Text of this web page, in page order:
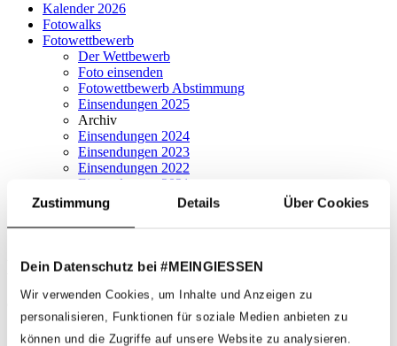
Zustimmung Details Über Cookies
Dein Datenschutz bei #MEINGIESSEN
Wir verwenden Cookies, um Inhalte und Anzeigen zu
personalisieren, Funktionen für soziale Medien anbieten zu
können und die Zugriffe auf unsere Website zu analysieren.
Kalender 2026
Fotowalks
Fotowettbewerb
Der Wettbewerb
Foto einsenden
Fotowettbewerb Abstimmung
Einsendungen 2025
Archiv
Einsendungen 2024
Einsendungen 2023
Einsendungen 2022
Einsendungen 2021
Onlineshop
Lutz Blank
Fabian Hackenberg 7. September 2025
Zurück